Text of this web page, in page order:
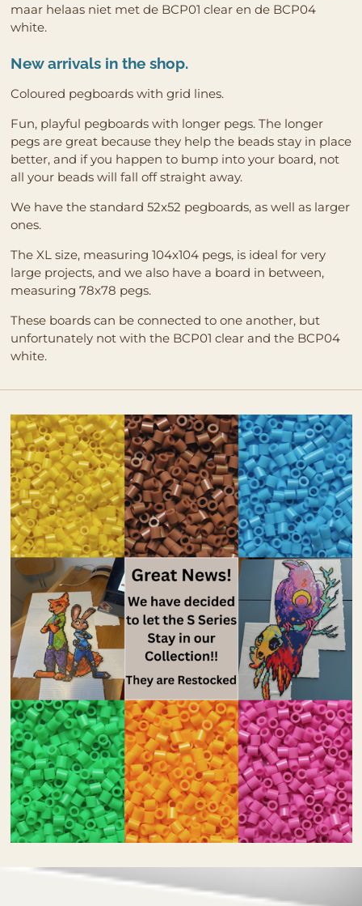
maar helaas niet met de BCP01 clear en de BCP04
white.
New arrivals in the shop.
Coloured pegboards with grid lines.
Fun, playful pegboards with longer pegs. The longer
pegs are great because they help the beads stay in place
better, and if you happen to bump into your board, not
all your beads will fall off straight away.
We have the standard 52x52 pegboards, as well as larger
ones.
The XL size, measuring 104x104 pegs, is ideal for very
large projects, and we also have a board in between,
measuring 78x78 pegs.
These boards can be connected to one another, but
unfortunately not with the BCP01 clear and the BCP04
white.